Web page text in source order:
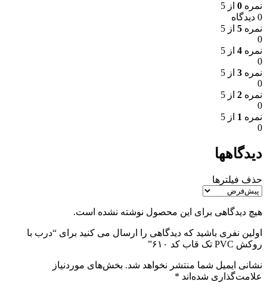
نمره 0 از 5
0 دیدگاه
نمره 5 از 5
0
نمره 4 از 5
0
نمره 3 از 5
0
نمره 2 از 5
0
نمره 1 از 5
0
دیدگاهها
حذف فیلترها
هیچ دیدگاهی برای این محصول نوشته نشده است.
اولین نفری باشید که دیدگاهی را ارسال می کنید برای “درب با
روکش PVC تک قاب کد ۶۱۰”
نشانی ایمیل شما منتشر نخواهد شد. بخش‌های موردنیاز
علامت‌گذاری شده‌اند *